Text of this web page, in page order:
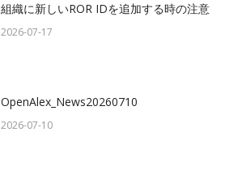
組織に新しいROR IDを追加する時の注意
2026-07-17
OpenAlex_News20260710
2026-07-10